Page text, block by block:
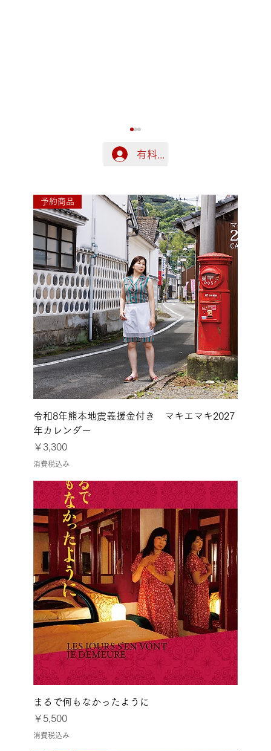
ログイン
有料会員の方はこちらでロ
予約商品
令和8年熊本地震義援金付き マキエマキ2027
年カレンダー
価格
￥3,300
消費税込み
まるで何もなかったように
価格
￥5,500
消費税込み
令和8年熊本地震に